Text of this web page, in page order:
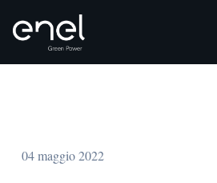
04 maggio 2022